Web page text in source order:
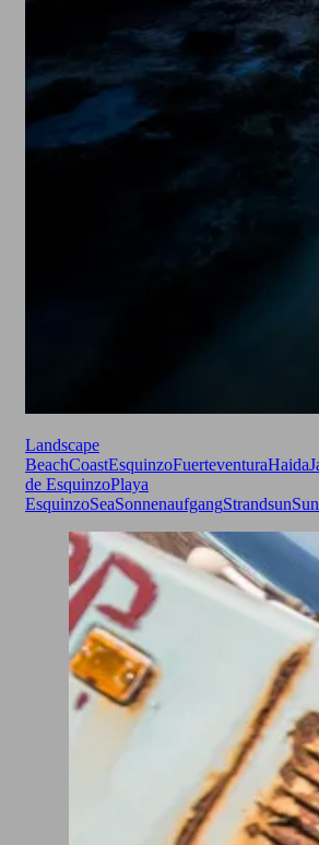
Landscape
BeachCoastEsquinzoFuerteventuraHaida
de EsquinzoPlaya
EsquinzoSeaSonnenaufgangStrandsun